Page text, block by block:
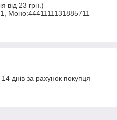
від 23 грн.)
Моно:4441111131885711
днів за рахунок покупця